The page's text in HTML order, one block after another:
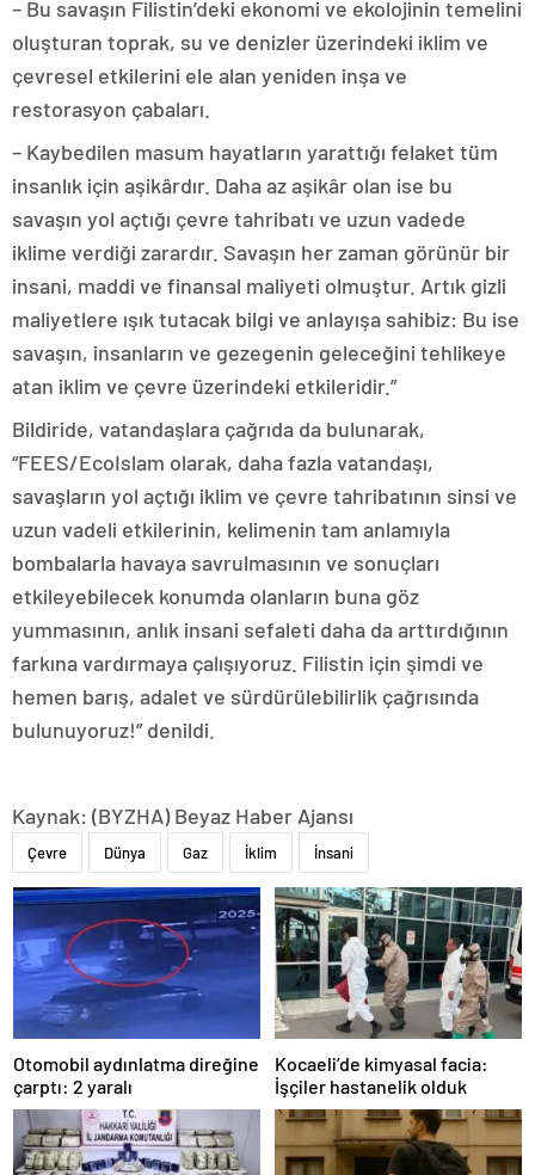
– Bu savaşın Filistin’deki ekonomi ve ekolojinin temelini
oluşturan toprak, su ve denizler üzerindeki iklim ve
çevresel etkilerini ele alan yeniden inşa ve
restorasyon çabaları.
– Kaybedilen masum hayatların yarattığı felaket tüm
insanlık için aşikârdır. Daha az aşikâr olan ise bu
savaşın yol açtığı çevre tahribatı ve uzun vadede
iklime verdiği zarardır. Savaşın her zaman görünür bir
insani, maddi ve finansal maliyeti olmuştur. Artık gizli
maliyetlere ışık tutacak bilgi ve anlayışa sahibiz: Bu ise
savaşın, insanların ve gezegenin geleceğini tehlikeye
atan iklim ve çevre üzerindeki etkileridir.”
Bildiride, vatandaşlara çağrıda da bulunarak,
“FEES/EcoIslam olarak, daha fazla vatandaşı,
savaşların yol açtığı iklim ve çevre tahribatının sinsi ve
uzun vadeli etkilerinin, kelimenin tam anlamıyla
bombalarla havaya savrulmasının ve sonuçları
etkileyebilecek konumda olanların buna göz
yummasının, anlık insani sefaleti daha da arttırdığının
farkına vardırmaya çalışıyoruz. Filistin için şimdi ve
hemen barış, adalet ve sürdürülebilirlik çağrısında
bulunuyoruz!” denildi.
Kaynak: (BYZHA) Beyaz Haber Ajansı
Çevre Dünya Gaz İklim İnsani
Otomobil aydınlatma direğine
çarptı: 2 yaralı
Kocaeli’de kimyasal facia:
İşçiler hastanelik olduk